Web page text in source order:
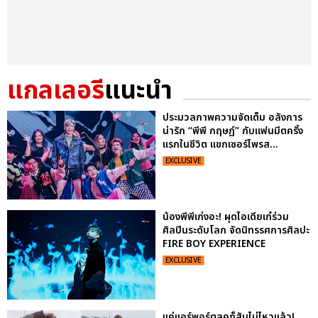
แกลเลอรีแนะนำ
ประมวลภาพความจัดเต็ม อลังการ
น่ารัก “พีพี กฤษฏ์” กับแฟนมีตครั้ง
แรกในชีวิต แขกเซอร์ไพรส...
EXCLUSIVE
น้องพีพีเก่งอะ! ผุดไอเดียเก๋ร่วม
ศิลปินระดับโลก จัดนิทรรศการศิลปะ
FIRE BOY EXPERIENCE
EXCLUSIVE